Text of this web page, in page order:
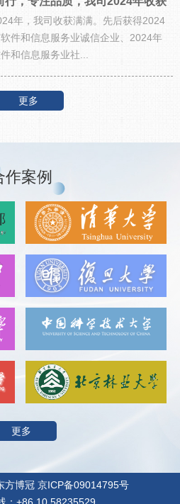
荣年，我司收获满满。先后获得2024
件和信息服务业诚信企业、2024年
和信息服务业社...
更多
作案例
更多
博冠 京ICP备09014795号
：+86 10 58235529